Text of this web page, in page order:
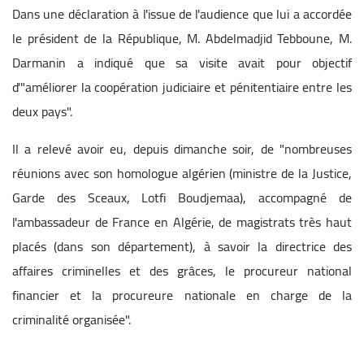
Dans une déclaration à l'issue de l'audience que lui a accordée
le président de la République, M. Abdelmadjid Tebboune, M.
Darmanin a indiqué que sa visite avait pour objectif
d'"améliorer la coopération judiciaire et pénitentiaire entre les
deux pays".
Il a relevé avoir eu, depuis dimanche soir, de "nombreuses
réunions avec son homologue algérien (ministre de la Justice,
Garde des Sceaux, Lotfi Boudjemaa), accompagné de
l'ambassadeur de France en Algérie, de magistrats très haut
placés (dans son département), à savoir la directrice des
affaires criminelles et des grâces, le procureur national
financier et la procureure nationale en charge de la
criminalité organisée".